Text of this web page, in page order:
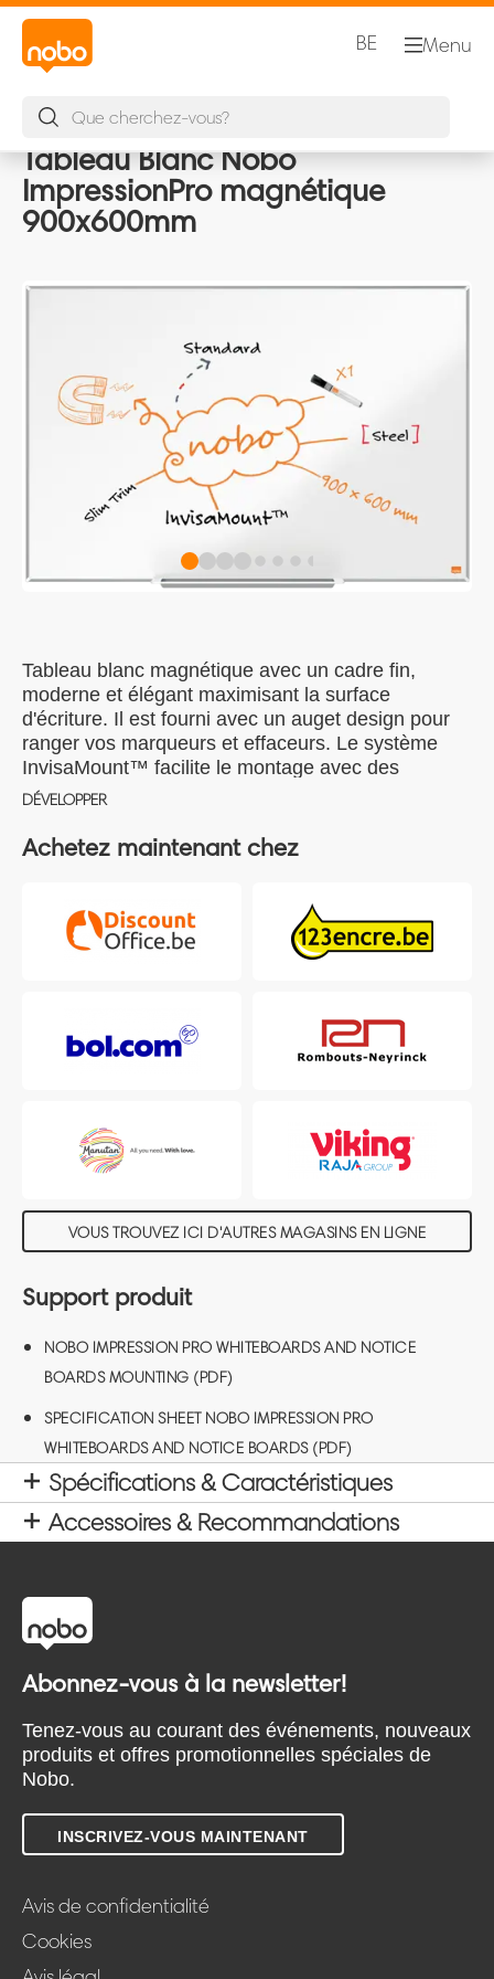
Menu
BE
Tableau Blanc Nobo
ImpressionPro magnétique
900x600mm
Tableau blanc magnétique avec un cadre fin,
moderne et élégant maximisant la surface
d'écriture. Il est fourni avec un auget design pour
ranger vos marqueurs et effaceurs. Le système
InvisaMount™ facilite le montage avec des
fixations soigneusement dissimulées derrière le
une effaçabilité accrue pour une utilisation
DÉVELOPPER
Achetez maintenant chez
VOUS TROUVEZ ICI D'AUTRES MAGASINS EN LIGNE
Support produit
NOBO IMPRESSION PRO WHITEBOARDS AND NOTICE
BOARDS MOUNTING (PDF)
SPECIFICATION SHEET NOBO IMPRESSION PRO
WHITEBOARDS AND NOTICE BOARDS (PDF)
Spécifications & Caractéristiques
Accessoires & Recommandations
Abonnez-vous à la newsletter!
Tenez-vous au courant des événements, nouveaux
produits et offres promotionnelles spéciales de
Nobo.
INSCRIVEZ-VOUS MAINTENANT
Avis de confidentialité
Cookies